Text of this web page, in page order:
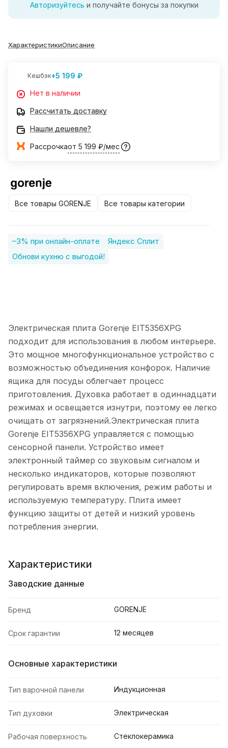
Авторизуйтесь и получайте бонусы за покупки
ХарактеристикиОписание
Кешбэк+5 199 ₽
Нет в наличии
Рассчитать доставку
Нашли дешевле?
Рассрочкаот 5 199 ₽/мес
Все товары GORENJE Все товары категории
–3% при онлайн-оплате
Яндекс Сплит
Обнови кухню с выгодой!
Электрическая плита Gorenje EIT5356XPG
подходит для использования в любом интерьере.
Это мощное многофункциональное устройство с
возможностью объединения конфорок. Наличие
ящика для посуды облегчает процесс
приготовления. Духовка работает в одиннадцати
режимах и освещается изнутри, поэтому ее легко
очищать от загрязнений.Электрическая плита
Gorenje EIT5356XPG управляется с помощью
сенсорной панели. Устройство имеет
электронный таймер со звуковым сигналом и
несколько индикаторов, которые позволяют
регулировать время включения, режим работы и
используемую температуру. Плита имеет
функцию защиты от детей и низкий уровень
потребления энергии.
Характеристики
Заводские данные
Бренд GORENJE
Срок гарантии 12 месяцев
Основные характеристики
Тип варочной панели Индукционная
Тип духовки Электрическая
Рабочая поверхность Стеклокерамика